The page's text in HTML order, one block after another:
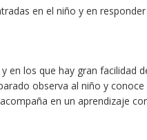
en el niño y en
en los que hay gran facilidad
observa al niño y
en un aprendizaje